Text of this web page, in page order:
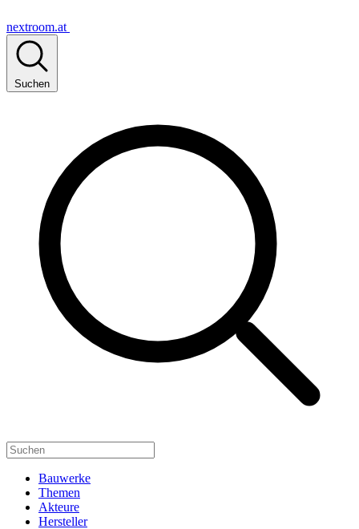
nextroom.at
Suchen
Bauwerke
Themen
Akteure
Hersteller